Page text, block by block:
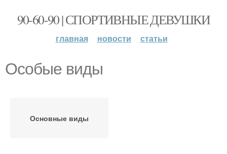
90-60-90 | СПОРТИВНЫЕ ДЕВУШКИ
главная новости статьи
Особые виды
Основные виды